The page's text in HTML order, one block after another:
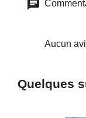
Aucun
Quelques